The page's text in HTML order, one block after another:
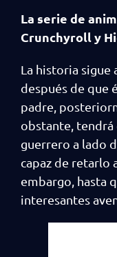
La serie de
Crunchyroll y
La historia sigue
después de que
padre,
obstante, tendrá
guerrero a lado
capaz de retarlo
embargo, hasta
interesantes